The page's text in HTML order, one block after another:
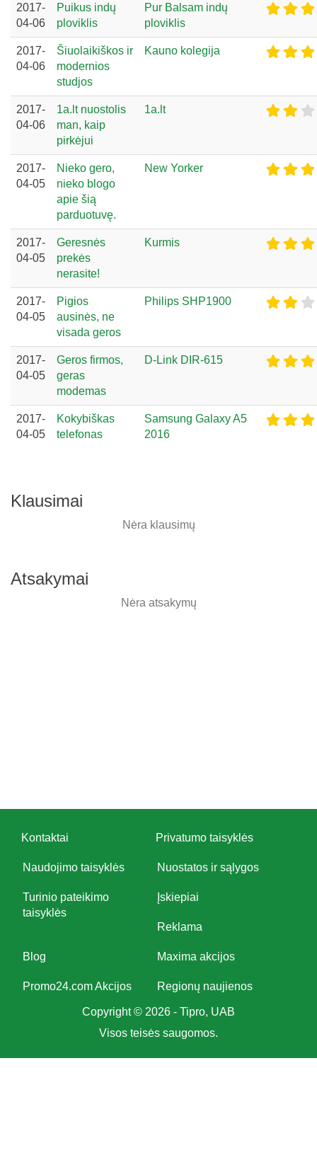
2017-
04-06
Puikus indų
ploviklis
Pur Balsam indų
ploviklis
2017-
04-06
Šiuolaikiškos ir
modernios
studjos
Kauno kolegija
2017-
04-06
1a.lt nuostolis
man, kaip
pirkėjui
1a.lt
2017-
04-05
Nieko gero,
nieko blogo
apie šią
parduotuvę.
New Yorker
2017-
04-05
Geresnės
prekės
nerasite!
Kurmis
2017-
04-05
Pigios
ausinės, ne
visada geros
Philips SHP1900
2017-
04-05
Geros firmos,
geras
modemas
D-Link DIR-615
2017-
04-05
Kokybiškas
telefonas
Samsung Galaxy A5
2016
Klausimai
Nėra klausimų
Atsakymai
Nėra atsakymų
Kontaktai Privatumo taisyklės
Naudojimo taisyklės Nuostatos ir sąlygos
Turinio pateikimo
taisyklės
Įskiepiai
Reklama
Blog Maxima akcijos
Promo24.com Akcijos Regionų naujienos
Copyright © 2026 - Tipro, UAB
Visos teisės saugomos.